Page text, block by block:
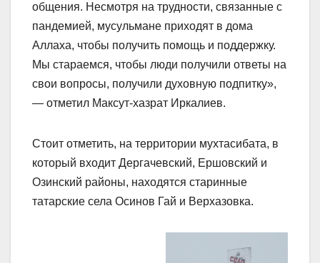
общения. Несмотря на трудности, связанные с
пандемией, мусульмане приходят в дома
Аллаха, чтобы получить помощь и поддержку.
Мы стараемся, чтобы люди получили ответы на
свои вопросы, получили духовную подпитку»,
— отметил Максут-хазрат Иркалиев.
Стоит отметить, на территории мухтасибата, в
который входит Дергачевский, Ершовский и
Озинский районы, находятся старинные
татарские села Осинов Гай и Верхазовка.